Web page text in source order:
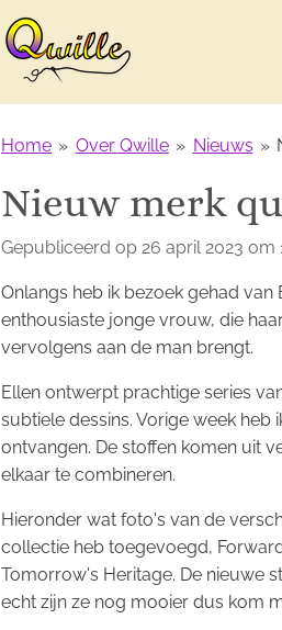
Home » Over Qwille » Nieuws »
Nieuw merk
Gepubliceerd op 26 april 2023 om
Onlangs heb ik bezoek gehad van
enthousiaste jonge vrouw, die
vervolgens aan de man brengt.
Ellen ontwerpt prachtige series
subtiele dessins. Vorige week
ontvangen. De stoffen komen uit
elkaar te combineren.
Hieronder wat foto's van de
collectie heb toegevoegd,
Tomorrow's Heritage. De nieuwe
echt zijn ze nog mooier dus kom